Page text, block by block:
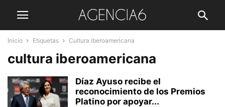
Inicio Etiquetas Cultura iberoamericana
cultura iberoamericana
Díaz Ayuso recibe el
reconocimiento de los Premios
Platino por apoyar...